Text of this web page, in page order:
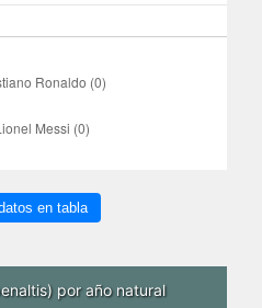
en tabla
por año natural